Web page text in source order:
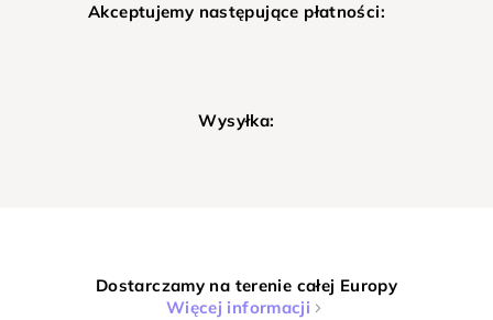
Akceptujemy następujące płatności:
Wysyłka:
Dostarczamy na terenie całej Europy
Więcej informacji